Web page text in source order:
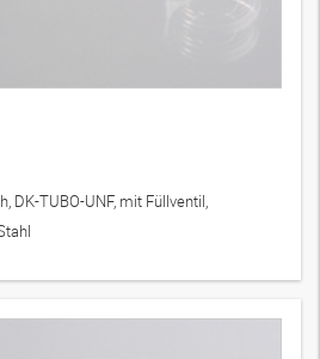
DK-TUBO-UNF, mit Füllventil,